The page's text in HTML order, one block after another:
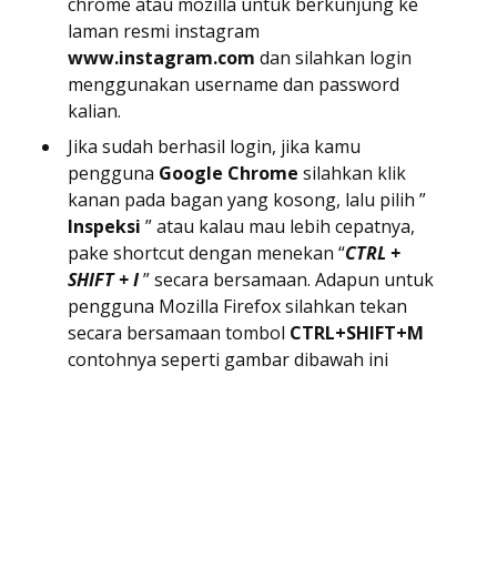
laman resmi instagram
www.instagram.com dan silahkan login
menggunakan username dan password
kalian.
Jika sudah berhasil login, jika kamu
pengguna Google Chrome silahkan klik
kanan pada bagan yang kosong, lalu pilih ”
Inspeksi ” atau kalau mau lebih cepatnya,
pake shortcut dengan menekan “CTRL +
SHIFT + I” secara bersamaan. Adapun untuk
pengguna Mozilla Firefox silahkan tekan
secara bersamaan tombol CTRL+SHIFT+M
contohnya seperti gambar dibawah ini